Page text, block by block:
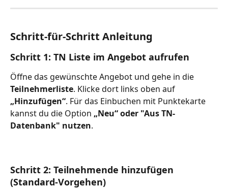
Schritt-für-Schritt Anleitung
Schritt 1: TN Liste im Angebot aufrufen
Öffne das gewünschte Angebot und gehe in die
Teilnehmerliste. Klicke dort links oben auf
„Hinzufügen“. Für das Einbuchen mit Punktekarte
kannst du die Option „Neu“ oder "Aus TN-
Datenbank" nutzen.
Schritt 2: Teilnehmende hinzufügen
(Standard-Vorgehen)